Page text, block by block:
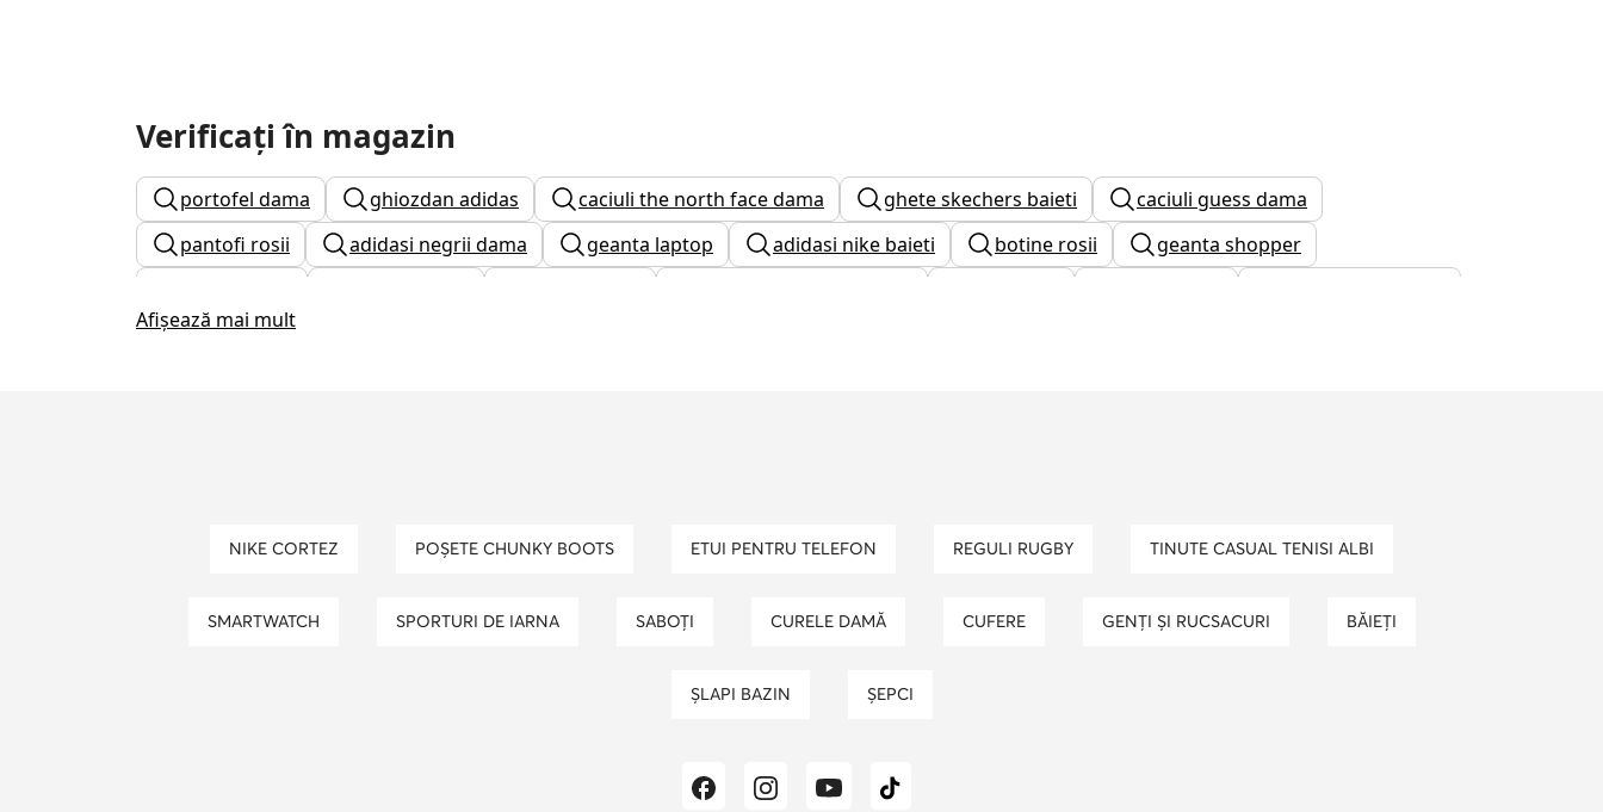
Verificați în magazin
portofel dama ghiozdan adidas caciuli the north face dama ghete skechers baieti
caciuli guess dama
pantofi rosii
adidasi negrii dama geanta laptop adidasi nike baieti botine rosii
geanta shopper
pantofi cu toc gros
Afișează mai mult
NIKE CORTEZ POȘETE CHUNKY BOOTS ETUI PENTRU TELEFON REGULI RUGBY TINUTE CASUAL TENISI ALBI
SMARTWATCH SPORTURI DE IARNA SABOȚI CURELE DAMĂ CUFERE GENȚI ȘI RUCSACURI BĂIEȚI
ȘLAPI BAZIN ȘEPCI